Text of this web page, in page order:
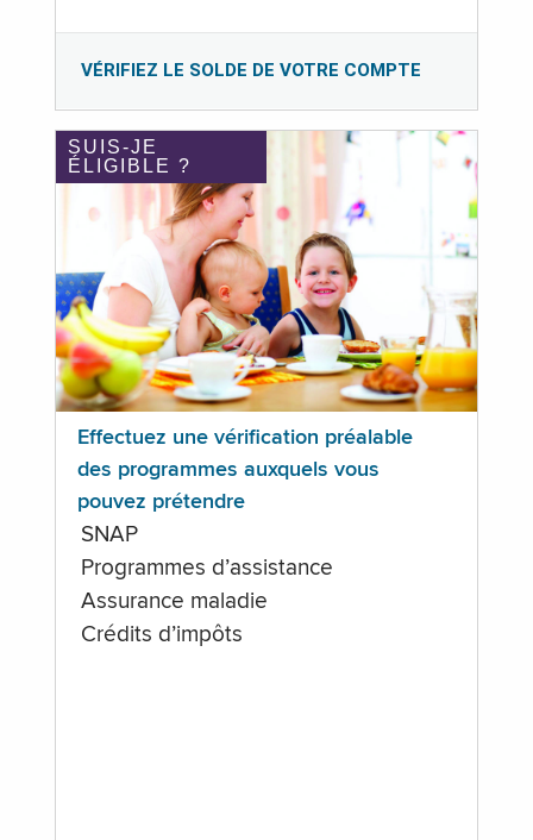
VÉRIFIEZ LE SOLDE DE VOTRE COMPTE
SUIS-JE
ÉLIGIBLE ?
Effectuez une vérification préalable
des programmes auxquels vous
pouvez prétendre
SNAP
Programmes d’assistance
Assurance maladie
Crédits d’impôts